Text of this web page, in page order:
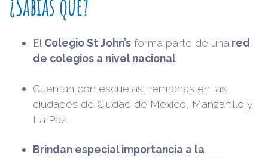
¿Sabías qué?
El Colegio St John’s forma parte de una red
de colegios a nivel nacional
Cuentan con escuelas hermanas en las
ciudades de Ciudad de México, Manzanillo y
La Paz.
Brindan especial importancia a la